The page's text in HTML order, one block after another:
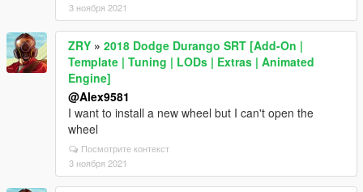
3 ноября 2021
ZRY » 2018 Dodge Durango SRT [Add-On |
Template | Tuning | LODs | Extras | Animated
Engine]
@Alex9581
I want to install a new wheel but I can't open the
wheel
Посмотрите контекст
3 ноября 2021